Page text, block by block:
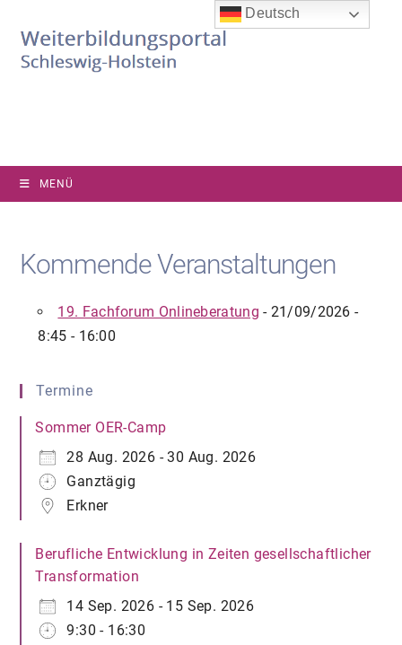
Inhalt
springen
MENÜ
Kommende Veranstaltungen
19. Fachforum Onlineberatung - 21/09/2026 -
8:45 - 16:00
Termine
Sommer OER-Camp
28 Aug. 2026 - 30 Aug. 2026
Ganztägig
Erkner
Berufliche Entwicklung in Zeiten gesellschaftlicher
Transformation
14 Sep. 2026 - 15 Sep. 2026
9:30 - 16:30
Deutsch